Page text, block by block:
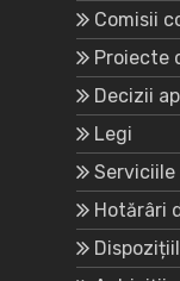
Comisii
Proiecte
Decizii
Legi
Hotărâri